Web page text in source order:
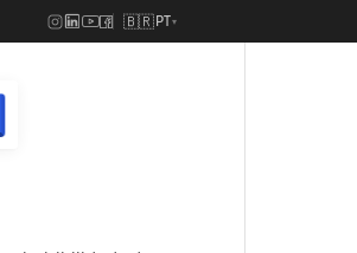
🇧🇷PT▾